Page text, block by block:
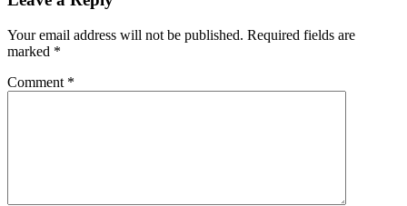
Your email address will not be published. Required fields are
marked *
Comment *